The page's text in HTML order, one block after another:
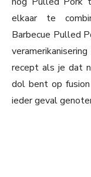
elkaar te
Barbecue Pulled
recept als je dat
dol bent op
ieder geval